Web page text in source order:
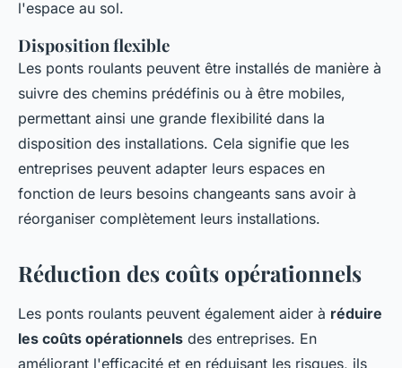
l'espace au sol.
Disposition flexible
Les ponts roulants peuvent être installés de manière à
suivre des chemins prédéfinis ou à être mobiles,
permettant ainsi une grande flexibilité dans la
disposition des installations. Cela signifie que les
entreprises peuvent adapter leurs espaces en
fonction de leurs besoins changeants sans avoir à
réorganiser complètement leurs installations.
Réduction des coûts opérationnels
Les ponts roulants peuvent également aider à réduire
les coûts opérationnels des entreprises. En
améliorant l'efficacité et en réduisant les risques, ils